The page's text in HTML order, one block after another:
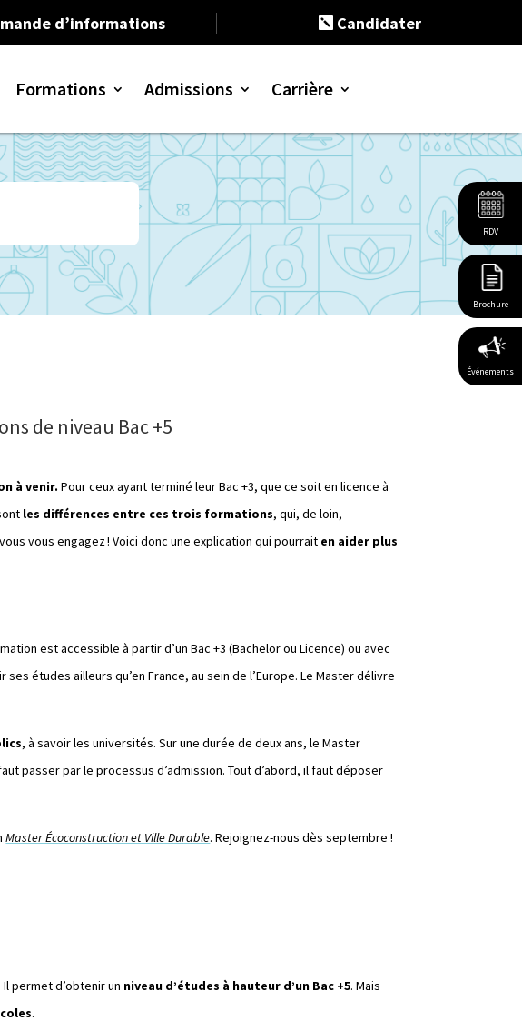
d’informations Candidater
Formations
Programme Bac+3
Programme Bac+5
Formation continue
RSE et Développement durable
Admissions Carrière
de niveau Bac +5
à venir. Pour ceux ayant terminé leur Bac +3, que ce soit en licence à
les différences entre ces trois formations, qui, de loin,
vous engagez ! Voici donc une explication qui pourrait en aider plus
est accessible à partir d’un Bac +3 (Bachelor ou Licence) ou avec
études ailleurs qu’en France, au sein de l’Europe. Le Master délivre
, à savoir les universités. Sur une durée de deux ans, le Master
passer par le processus d’admission. Tout d’abord, il faut déposer
Master Écoconstruction et Ville Durable. Rejoignez-nous dès septembre !
permet d’obtenir un niveau d’études à hauteur d’un Bac +5. Mais
.